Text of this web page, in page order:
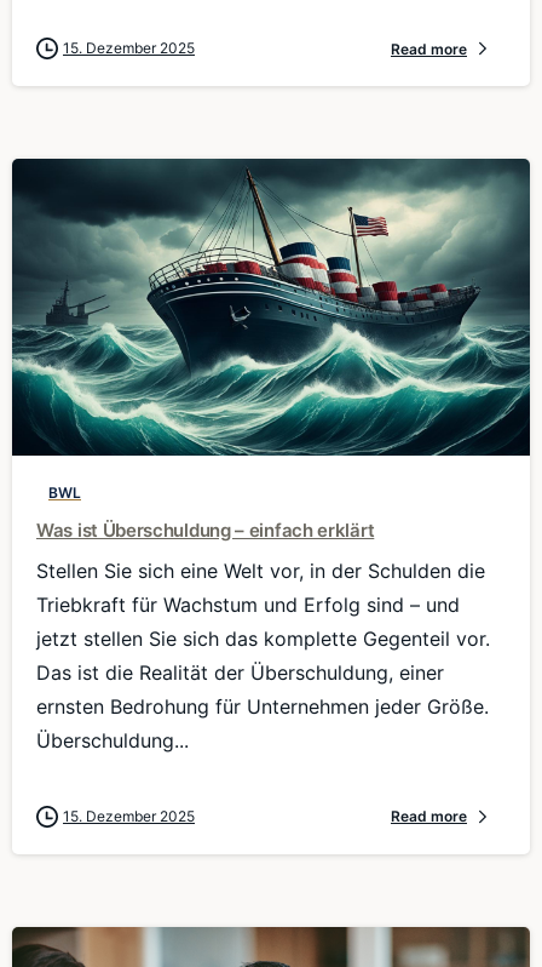
15. Dezember 2025 Read more
0
BWL
Was ist Überschuldung – einfach erklärt
Stellen Sie sich eine Welt vor, in der Schulden die
Triebkraft für Wachstum und Erfolg sind – und
jetzt stellen Sie sich das komplette Gegenteil vor.
Das ist die Realität der Überschuldung, einer
ernsten Bedrohung für Unternehmen jeder Größe.
Überschuldung...
15. Dezember 2025 Read more